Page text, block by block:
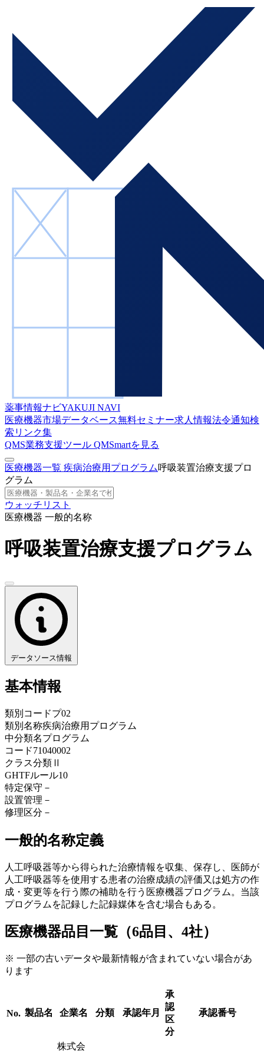
薬事情報ナビYAKUJI NAVI
医療機器市場データベース無料セミナー求人情報法令通知検
索 リンク集
QMS業務支援ツール QMSmartを見る
医療機器一覧 疾病治療用プログラム呼吸装置治療支援プロ
グラム
ウォッチリスト
医療機器 一般的名称
呼吸装置治療支援プログラム
データソース情報
基本情報
類別コードプ02
類別名称疾病治療用プログラム
中分類名プログラム
コード71040002
クラス分類 Ⅱ
GHTFルール10
特定保守 －
設置管理 －
修理区分 －
一般的名称定義
人工呼吸器等から得られた治療情報を収集、保存し、医師が
人工呼吸器等を使用する患者の治療成績の評価又は処方の作
成・変更等を行う際の補助を行う医療機器プログラム。当該
プログラムを記録した記録媒体を含む場合もある。
医療機器品目一覧（6品目、4社）
※ 一部の古いデータや最新情報が含まれていない場合があ
ります
No. 製品名 企業名 分類 承認年月
承
認
区
分
承認番号
株式会